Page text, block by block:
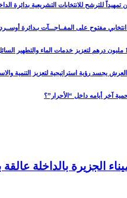
للترشح للانتخابات التشريعية بدائرة
مفتوح على المفــاجـــآت بـدائرة أوســرد
يجسد رؤية استراتيجية لتعزيز التنمية
آخر أيامه داخل “الأحرار”؟